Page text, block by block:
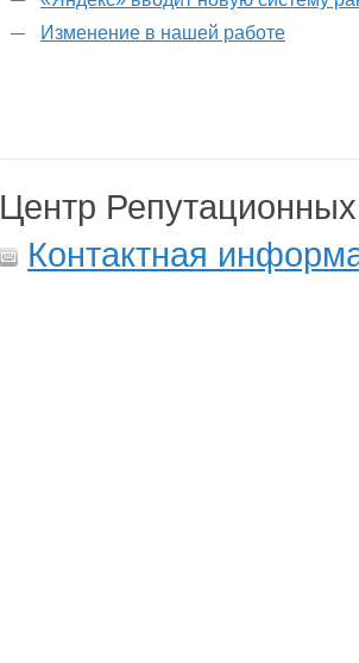
Изменение в нашей работе
Центр
Контактная